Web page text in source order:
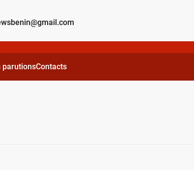
parutionsContacts